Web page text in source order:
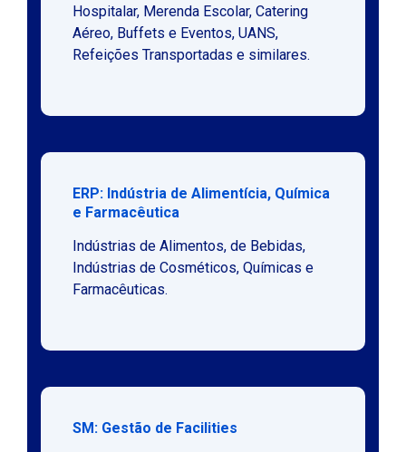
Hospitalar, Merenda Escolar, Catering
Aéreo, Buffets e Eventos, UANS,
Refeições Transportadas e similares.
ERP: Indústria de Alimentícia, Química
e Farmacêutica
Indústrias de Alimentos, de Bebidas,
Indústrias de Cosméticos, Químicas e
Farmacêuticas.
SM: Gestão de Facilities